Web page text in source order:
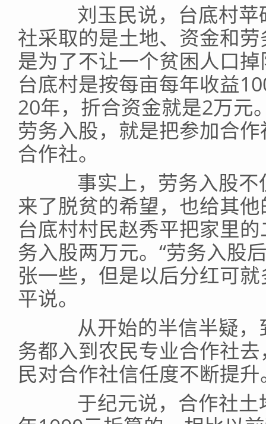
刘玉民说，台底村苹
社采取的是土地、资金和
是为了不让一个贫困人口
台底村是按每亩每年收益
20年，折合资金就是2万元
劳务入股，就是把参加合
合作社。
事实上，劳务入股不
来了脱贫的希望，也给其
台底村村民赵秀平把家里
务入股两万元。“劳务入股
张一些，但是以后分红可
平说。
从开始的半信半疑，
务都入到农民专业合作社
民对合作社信任度不断提升
于纪元说，合作社土